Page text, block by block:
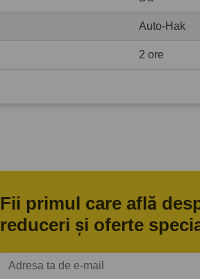
Auto-Hak
2 ore
Fii primul care află
reduceri și oferte